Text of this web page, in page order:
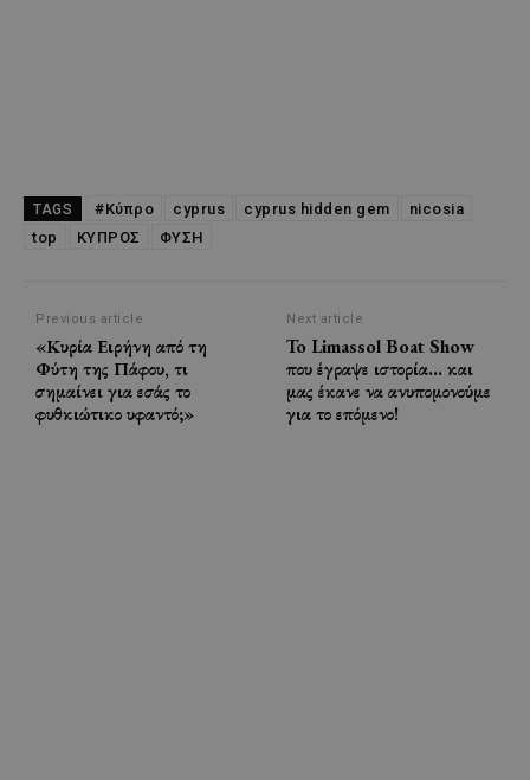
TAGS #Κύπρο cyprus cyprus hidden gem
nicosia
top
ΚΥΠΡΟΣ ΦΥΣΗ
Previous article
«Κυρία Ειρήνη από τη
Φύτη της Πάφου, τι
σημαίνει για εσάς το
φυθκιώτικο υφαντό;»
Next article
To Limassol Boat Show
που έγραψε ιστορία… και
μας έκανε να ανυπομονούμε
για το επόμενο!